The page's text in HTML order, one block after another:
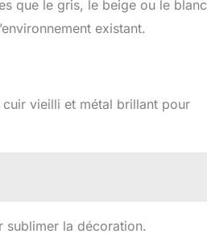
que le gris, le beige ou le blanc
existant.
vieilli et métal brillant pour
sublimer la décoration.